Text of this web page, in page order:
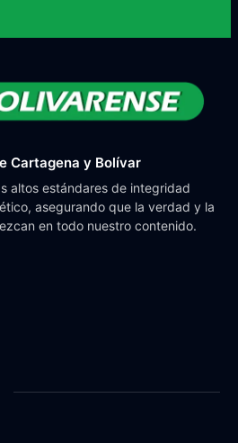
Cartagena y Bolívar
altos estándares de integridad
asegurando que la verdad y la
en todo nuestro contenido.